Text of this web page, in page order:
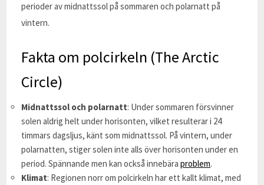
perioder av midnattssol på sommaren och polarnatt på
vintern.
Fakta om polcirkeln (The Arctic
Circle)
Midnattssol och polarnatt: Under sommaren försvinner
solen aldrig helt under horisonten, vilket resulterar i 24
timmars dagsljus, känt som midnattssol. På vintern, under
polarnatten, stiger solen inte alls över horisonten under en
period. Spännande men kan också innebäraproblem.
Klimat: Regionen norr om polcirkeln har ett kallt klimat, med